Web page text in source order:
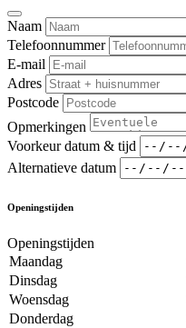
Naam
Telefoonnummer
E-mail
Adres
Postcode
Opmerkingen
Voorkeur datum & tijd
Alternatieve datum
Openingstijden
Openingstijden
Maandag
Dinsdag
Woensdag
Donderdag